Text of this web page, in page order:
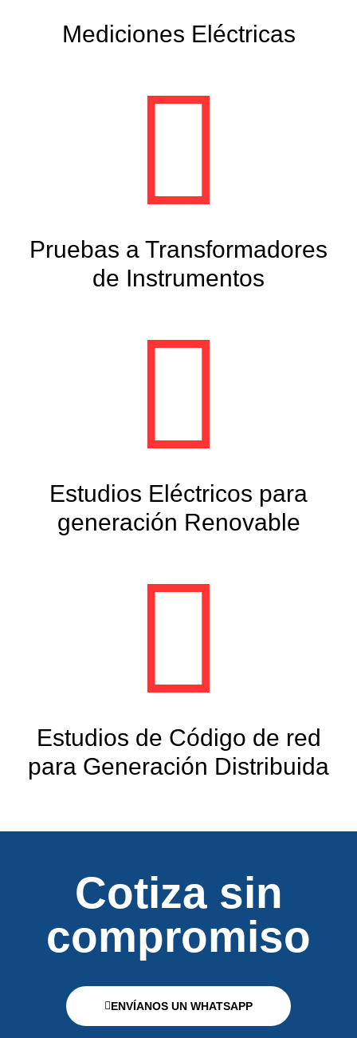
Mediciones Eléctricas
Pruebas a Transformadores
de Instrumentos
Estudios Eléctricos para
generación Renovable
Estudios de Código de red
para Generación Distribuida
Cotiza sin
compromiso
ENVÍANOS UN WHATSAPP